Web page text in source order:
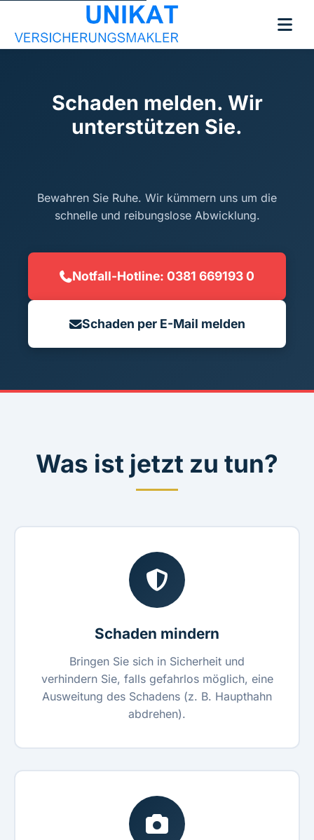
Schaden melden. Wir
unterstützen Sie.
Bewahren Sie Ruhe. Wir kümmern uns um die
schnelle und reibungslose Abwicklung.
Notfall-Hotline: 0381 669193 0
Schaden per E-Mail melden
Was ist jetzt zu tun?
Schaden mindern
Bringen Sie sich in Sicherheit und
verhindern Sie, falls gefahrlos möglich, eine
Ausweitung des Schadens (z. B. Haupthahn
abdrehen).